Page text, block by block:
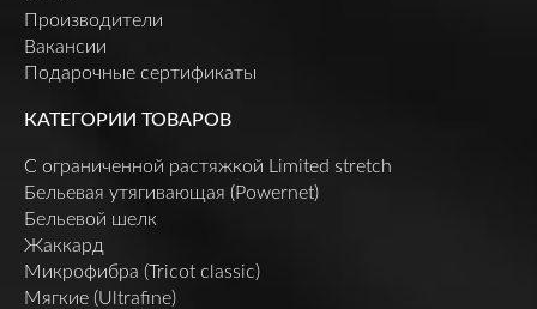
Производители
Вакансии
Подарочные сертификаты
КАТЕГОРИИ ТОВАРОВ
C ограниченной растяжкой Limited stretch
Бельевая утягивающая (Powernet)
Бельевой шелк
Жаккард
Микрофибра (Tricot classic)
Мягкие (Ultrafine)